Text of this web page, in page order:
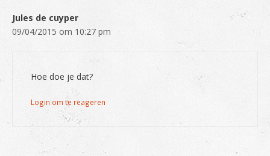
Jules de cuyper
09/04/2015 om 10:27 pm
Hoe doe je dat?
Login om te reageren